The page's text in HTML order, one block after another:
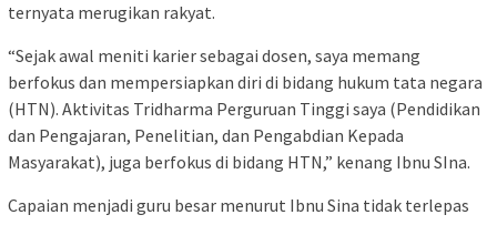
ternyata merugikan rakyat.
“Sejak awal meniti karier sebagai dosen, saya memang
berfokus dan mempersiapkan diri di bidang hukum tata negara
(HTN). Aktivitas Tridharma Perguruan Tinggi saya (Pendidikan
dan Pengajaran, Penelitian, dan Pengabdian Kepada
Masyarakat), juga berfokus di bidang HTN,” kenang Ibnu SIna.
Capaian menjadi guru besar menurut Ibnu Sina tidak terlepas